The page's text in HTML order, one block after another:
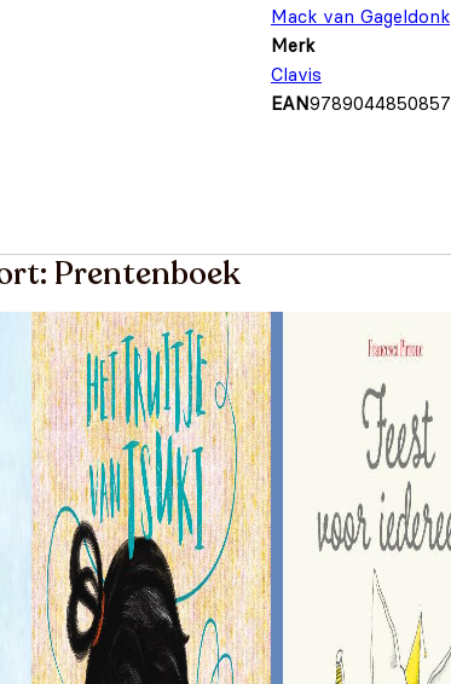
Mack van Gageldonk
Merk
Clavis
EAN9789044850857
Prentenboek